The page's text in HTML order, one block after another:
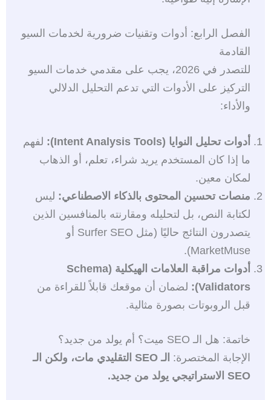
الفصل الرابع: أدوات وتقنيات ضرورية لخدمات السيو
القادمة
للتصدر في 2026، يجب على مقدمي خدمات السيو
التركيز على الأدوات التي تدعم التحليل الدلالي
والأداء:
أدوات تحليل النوايا (Intent Analysis Tools):
لفهم
ما إذا كان المستخدم يريد شراء، تعلم، أو الذهاب
لمكان معين.
منصات تحسين المحتوى بالذكاء الاصطناعي: ليس
لكتابة النص، بل لتحليله ومقارنته بالمنافسين الذين
يتصدرون النتائج حاليًا (مثل Surfer SEO أو
MarketMuse).
أدوات مراقبة العلامات الهيكلية (Schema
Validators):
لضمان أن موقعك قابلاً للقراءة من
قبل الروبوتات بصورة مثالية.
خاتمة: هل الـ SEO ميت؟ أم يولد من جديد؟
الإجابة المختصرة:
الـ SEO التقليدي مات، ولكن الـ
SEO الاستراتيجي يولد من جديد.